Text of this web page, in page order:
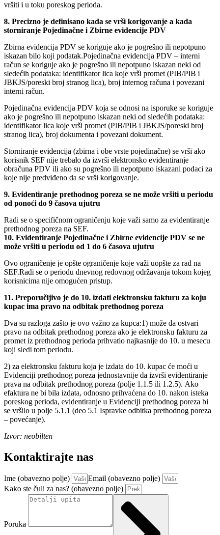
vršiti i u toku poreskog perioda.
8. Precizno je definisano kada se vrši korigovanje a kada
storniranje Pojedinačne i Zbirne evidencije PDV
Zbirna evidencija PDV se koriguje ako je pogrešno ili nepotpuno
iskazan bilo koji podatak.Pojedinačna evidencija PDV – interni
račun se koriguje ako je pogrešno ili nepotpuno iskazan neki od
sledećih podataka: identifikator lica koje vrši promet (PIB/PIB i
JBKJS/poreski broj stranog lica), broj internog računa i povezani
interni račun.
Pojedinačna evidencija PDV koja se odnosi na isporuke se koriguje
ako je pogrešno ili nepotpuno iskazan neki od sledećih podataka:
identifikator lica koje vrši promet (PIB/PIB i JBKJS/poreski broj
stranog lica), broj dokumenta i povezani dokument.
Storniranje evidencija (zbirna i obe vrste pojedinačne) se vrši ako
korisnik SEF nije trebalo da izvrši elektronsko evidentiranje
obračuna PDV ili ako su pogrešno ili nepotpuno iskazani podaci za
koje nije predviđeno da se vrši korigovanje.
9. Evidentiranje prethodnog poreza se ne može vršiti u periodu
od ponoći do 9 časova ujutru
Radi se o specifičnom ograničenju koje važi samo za evidentiranje
prethodnog poreza na SEF.
10. Evidentiranje Pojedinačne i Zbirne evidencije PDV se ne
može vršiti u periodu od 1 do 6 časova ujutru
Ovo ograničenje je opšte ograničenje koje važi uopšte za rad na
SEF.Radi se o periodu dnevnog redovnog održavanja tokom kojeg
korisnicima nije omogućen pristup.
11. Preporučljivo je do 10. izdati elektronsku fakturu za koju
kupac ima pravo na odbitak prethodnog poreza
Dva su razloga zašto je ovo važno za kupca:1) može da ostvari
pravo na odbitak prethodnog poreza ako je elektronsku fakturu za
promet iz prethodnog perioda prihvatio najkasnije do 10. u mesecu
koji sledi tom periodu.
2) za elektronsku fakturu koja je izdata do 10. kupac će moći u
Evidenciji prethodnog poreza jednostavnije da izvrši evidentiranje
prava na odbitak prethodnog poreza (polje 1.1.5 ili 1.2.5). Ako
efaktura ne bi bila izdata, odnosno prihvaćena do 10. nakon isteka
poreskog perioda, evidentiranje u Evidenciji prethodnog poreza bi
se vršilo u polje 5.1.1 (deo 5.1 Ispravke odbitka prethodnog poreza
– povećanje).
Izvor: neobilten
Kontaktirajte nas
Ime (obavezno polje)
Email (obavezno polje)
Kako ste čuli za nas? (obavezno polje)
Poruka